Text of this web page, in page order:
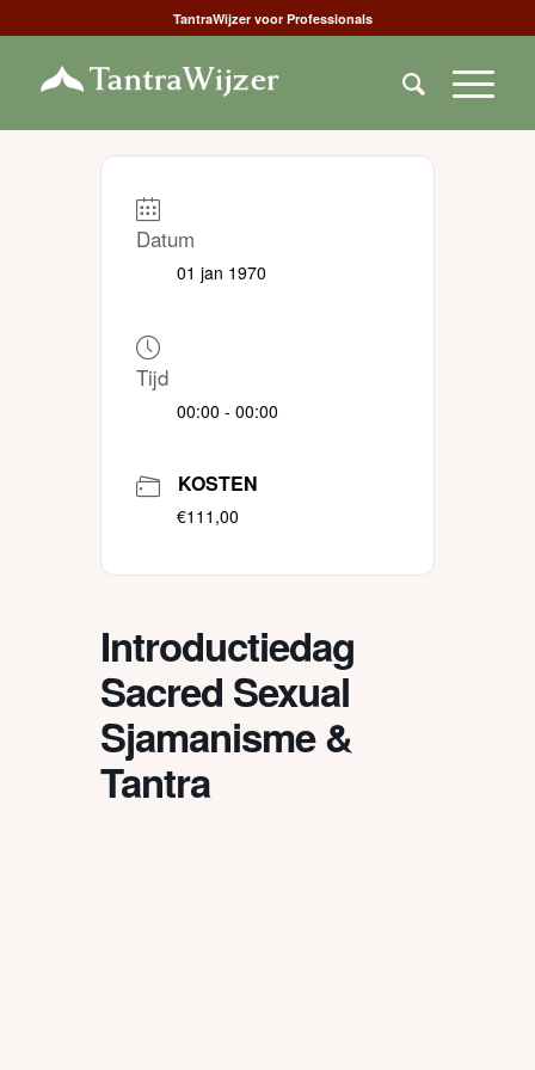
TantraWijzer voor Professionals
Datum
01 jan 1970
Tijd
00:00 - 00:00
KOSTEN
€111,00
Introductiedag
Sacred Sexual
Sjamanisme &
Tantra